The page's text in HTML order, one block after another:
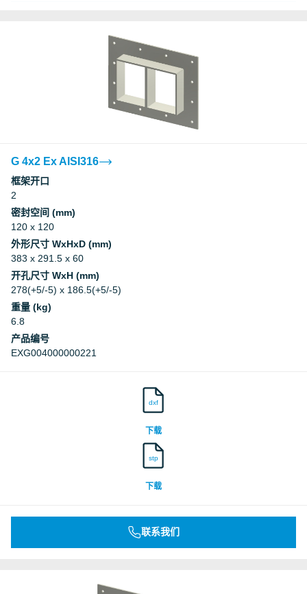
G 4x2 Ex AISI316
框架开口
2
密封空间 (mm)
120 x 120
外形尺寸 WxHxD (mm)
383 x 291.5 x 60
开孔尺寸 WxH (mm)
278(+5/-5) x 186.5(+5/-5)
重量 (kg)
6.8
产品编号
EXG004000000221
dxf
下载
stp
下载
联系我们